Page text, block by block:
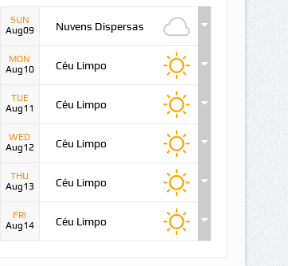
SUN
Aug09
Nuvens Dispersas
MON
Aug10
Céu Limpo
TUE
Aug11
Céu Limpo
WED
Aug12
Céu Limpo
THU
Aug13
Céu Limpo
FRI
Aug14
Céu Limpo